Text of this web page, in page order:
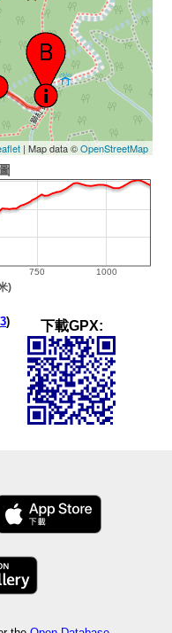
| Map data ©OpenStreetMap
3) 下載GPX: